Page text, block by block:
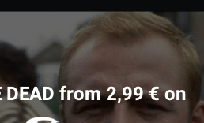
DEAD from 2,99 € on